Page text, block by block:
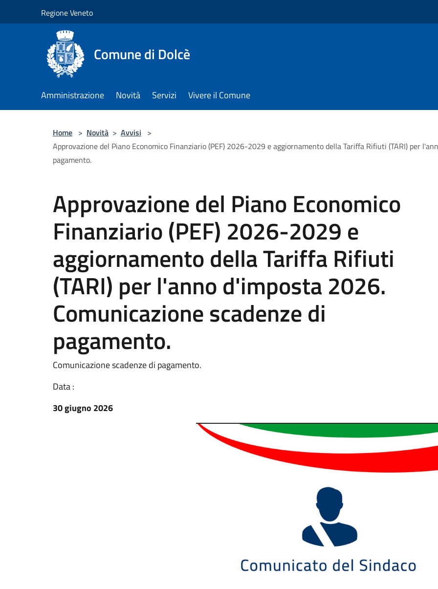
Regione Veneto
Comune di Dolcè
Amministrazione Novità Servizi Vivere il Comune
Home > Novità > Avvisi >
Approvazione del Piano Economico Finanziario (PEF) 2026-2029 e aggiornamento della Tariffa Rifiuti (TARI) per
pagamento.
Approvazione del Piano Economico
Finanziario (PEF) 2026-2029 e
aggiornamento della Tariffa Rifiuti
(TARI) per l'anno d'imposta 2026.
Comunicazione scadenze di
pagamento.
Comunicazione scadenze di pagamento.
Data :
30 giugno 2026